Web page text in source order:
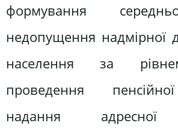
формування
недопущення надмірної
населення за
проведення
надання адресної